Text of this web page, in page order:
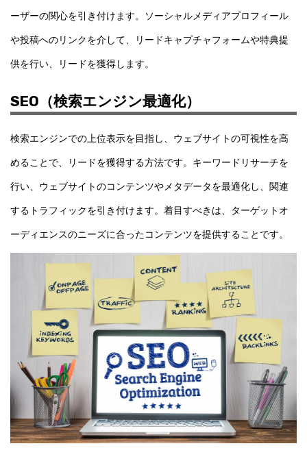
ーザーの関心を引き付けます。ソーシャルメディアプロフィール
や投稿へのリンクを介して、リードキャプチャフォームや特典提
供を行い、リードを獲得します。
SEO（検索エンジン最適化）
検索エンジンでの上位表示を目指し、ウェブサイトの可視性を高
めることで、リードを獲得する方法です。キーワードリサーチを
行い、ウェブサイトのコンテンツやメタデータを最適化し、関連
するトラフィックを引き付けます。着目すべきは、ターゲットオ
ーディエンスのニーズに合ったコンテンツを提供することです。